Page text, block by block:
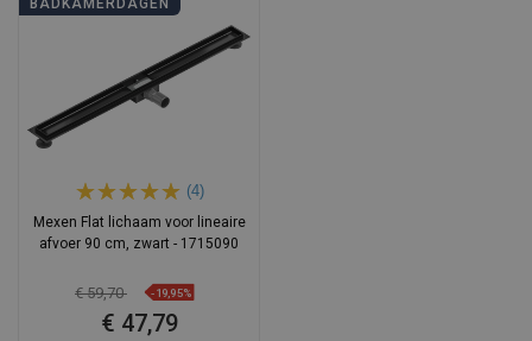
(4)
Mexen Flat lichaam voor lineaire
afvoer 90 cm, zwart - 1715090
€ 59,70 -19,95%
€ 47,79